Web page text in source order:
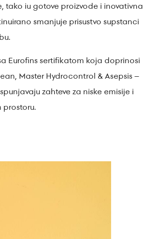
tako iu gotove proizvode i inovativna
smanjuje prisustvo supstanci
Eurofins sertifikatom koja doprinosi
Master Hydrocontrol & Asepsis –
zahteve za niske emisije i
prostoru.